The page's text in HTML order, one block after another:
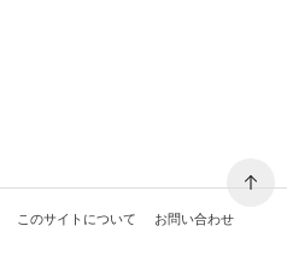
このサイトについて お問い合わせ